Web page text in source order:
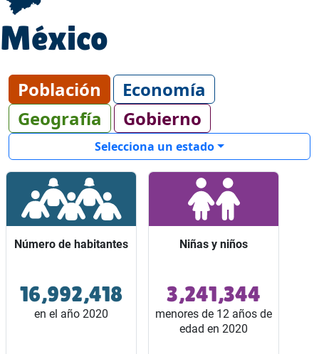
México
Población
Economía
Geografía
Gobierno
Selecciona un estado
Número de habitantes
16,992,418
en el año 2020
Número de habitantes
Ocupó el lugar 1 entre
los 32 estados del país.
Niñas y niños
3,241,344
menores de 12 años de
edad en 2020
Niñas y niños
Representaron 2 de
cada 10 habitantes del
estado.